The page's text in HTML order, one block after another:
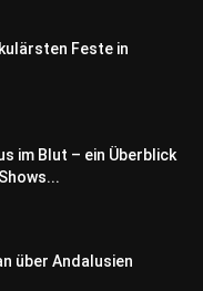
Feste in
im Blut – ein Überblick
über Andalusien